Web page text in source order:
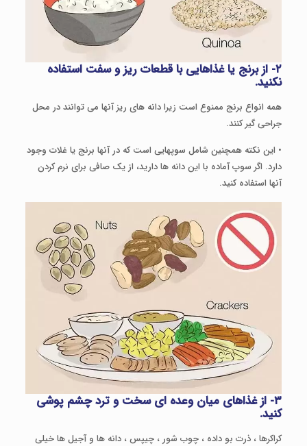
۲- از برنج یا غذاهایی با قطعات ریز و سفت استفاده
نکنید.
همه انواع برنج ممنوع است زیرا دانه های ریز آن­ها می توانند در محل
جراحی گیر کنند.
• این نکته همچنین شامل سوپ­هایی است که در آن­ها برنج یا غلات وجود
دارد. اگر سوپ آماده با این دانه ها دارید، از یک صافی برای نرم کردن
آنها استفاده کنید.
۳- از غذاهای میان وعده ای سخت و ترد چشم پوشی
کنید.
کراکرها ، ذرت بو داده ، چوب شور ، چیپس ، دانه ها و آجیل ها خیلی